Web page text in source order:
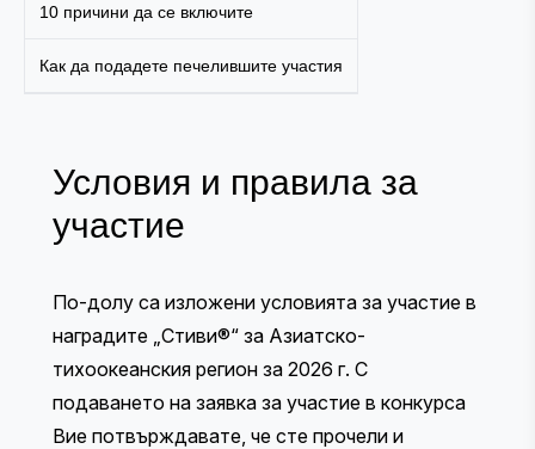
10 причини да се включите
Как да подадете печелившите участия
Условия и правила за
участие
По-долу са изложени условията за участие в
наградите „Стиви®“ за Азиатско-
тихоокеанския регион за 2026 г. С
подаването на заявка за участие в конкурса
Вие потвърждавате, че сте прочели и